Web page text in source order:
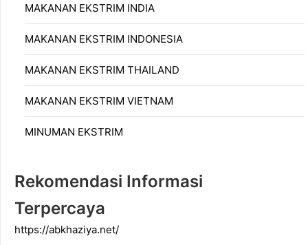
MAKANAN EKSTRIM INDIA
MAKANAN EKSTRIM INDONESIA
MAKANAN EKSTRIM THAILAND
MAKANAN EKSTRIM VIETNAM
MINUMAN EKSTRIM
Rekomendasi Informasi
Terpercaya
https://abkhaziya.net/